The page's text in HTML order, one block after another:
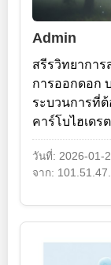
Admin
สรีรวิทยาการ
การออกดอก
ระบวนการที่
คาร์โบไฮเดร
วันที่: 2026-01-
จาก: